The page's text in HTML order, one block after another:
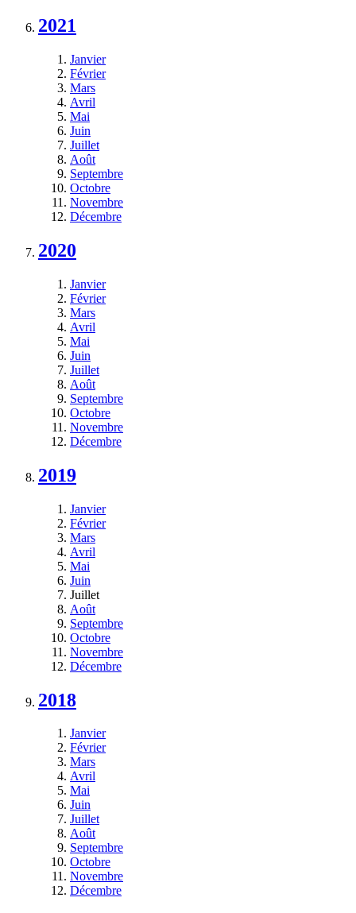
2021
Janvier
Février
Mars
Avril
Mai
Juin
Juillet
Août
Septembre
Octobre
Novembre
Décembre
2020
Janvier
Février
Mars
Avril
Mai
Juin
Juillet
Août
Septembre
Octobre
Novembre
Décembre
2019
Janvier
Février
Mars
Avril
Mai
Juin
Juillet
Août
Septembre
Octobre
Novembre
Décembre
2018
Janvier
Février
Mars
Avril
Mai
Juin
Juillet
Août
Septembre
Octobre
Novembre
Décembre